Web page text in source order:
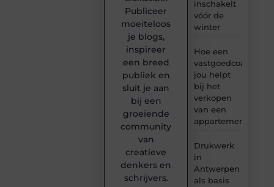
inschakelt
vóór de
winter
Hoe een
vastgoedcoach
jou helpt
bij het
verkopen
van een
appartement
Drukwerk
in
Antwerpen
als basis
Publiceer
moeiteloos
je blogs,
inspireer
een breed
publiek en
sluit je aan
bij een
groeiende
community
van
creatieve
denkers en
schrijvers.